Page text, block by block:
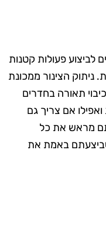
לביצוע פעולות קטנות
ניתוק הצינור ממכונת
תאורה בחדרים
אם צריך גם
מראש את כל
שביצעתם באמת את